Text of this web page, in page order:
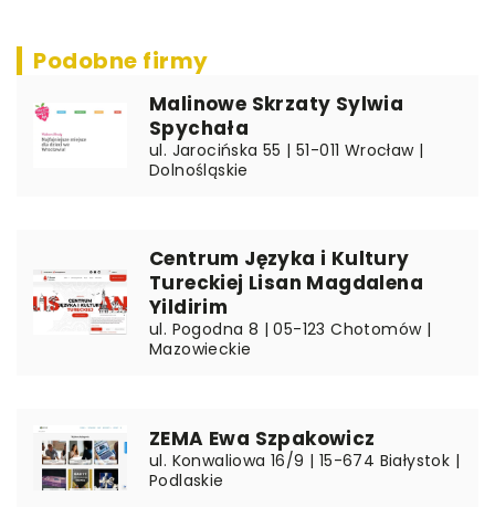
Podobne firmy
Malinowe Skrzaty Sylwia
Spychała
ul. Jarocińska 55 | 51-011 Wrocław |
Dolnośląskie
Centrum Języka i Kultury
Tureckiej Lisan Magdalena
Yildirim
ul. Pogodna 8 | 05-123 Chotomów |
Mazowieckie
ZEMA Ewa Szpakowicz
ul. Konwaliowa 16/9 | 15-674 Białystok |
Podlaskie